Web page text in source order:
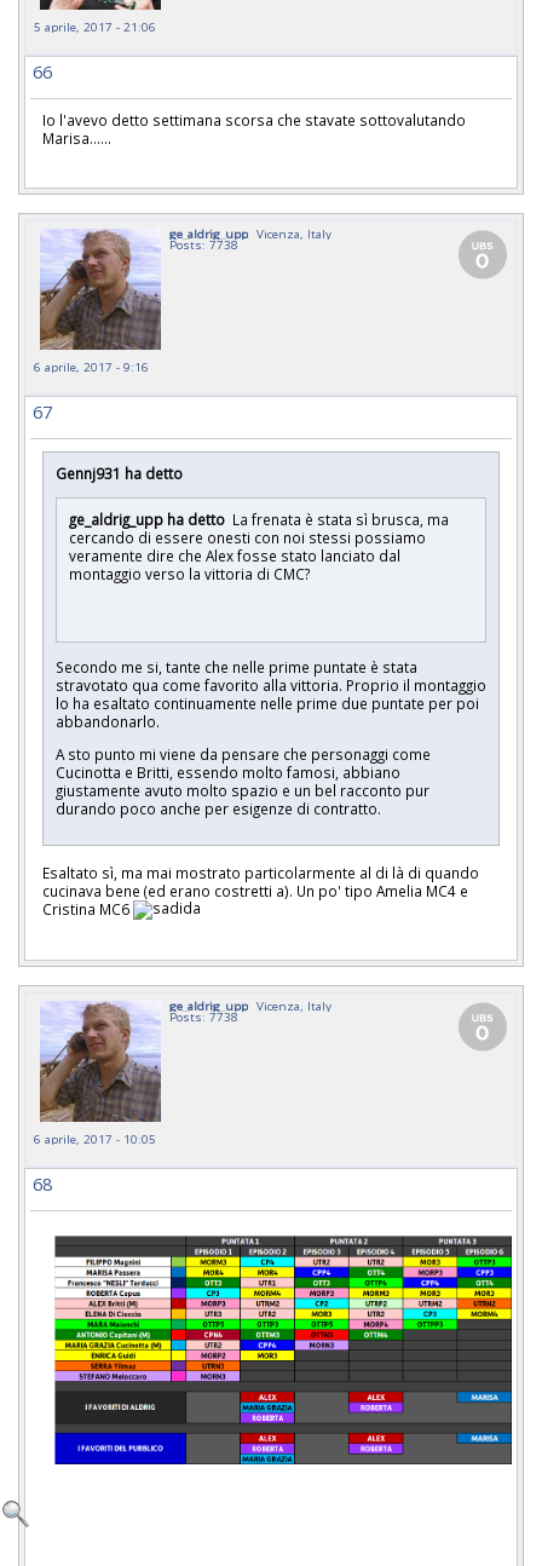
5 aprile, 2017 - 21:06
66
Io l'avevo detto settimana scorsa che stavate sottovalutando
Marisa......
ge_aldrig_upp Vicenza, Italy
Posts: 7738
6 aprile, 2017 - 9:16
67
Gennj931 ha detto
ge_aldrig_upp ha detto La frenata è stata sì brusca, ma
cercando di essere onesti con noi stessi possiamo
veramente dire che Alex fosse stato lanciato dal
montaggio verso la vittoria di CMC?
Secondo me si, tante che nelle prime puntate è stata
stravotato qua come favorito alla vittoria. Proprio il montaggio
lo ha esaltato continuamente nelle prime due puntate per poi
abbandonarlo.
A sto punto mi viene da pensare che personaggi come
Cucinotta e Britti, essendo molto famosi, abbiano
giustamente avuto molto spazio e un bel racconto pur
durando poco anche per esigenze di contratto.
Esaltato sì, ma mai mostrato particolarmente al di là di quando
cucinava bene (ed erano costretti a). Un po' tipo Amelia MC4 e
Cristina MC6
ge_aldrig_upp Vicenza, Italy
Posts: 7738
6 aprile, 2017 - 10:05
68